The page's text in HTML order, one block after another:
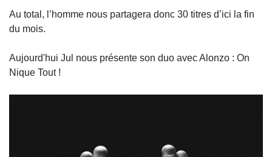
Au total, l’homme nous partagera donc 30 titres d’ici la fin
du mois.
Aujourd'hui Jul nous présente son duo avec Alonzo : On
Nique Tout !